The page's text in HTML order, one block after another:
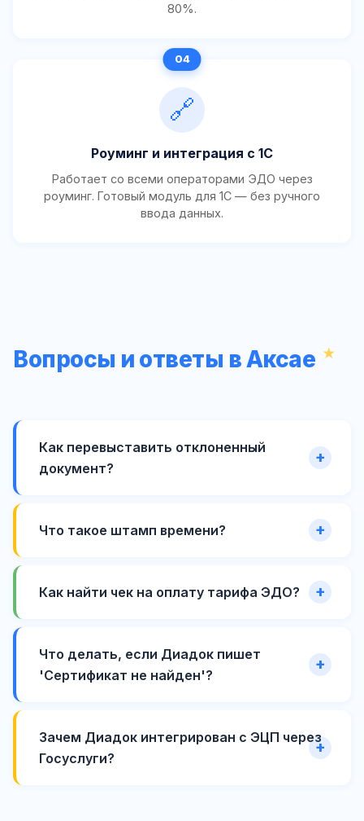
80%.
🔗
Роуминг и интеграция с 1С
Работает со всеми операторами ЭДО через
роуминг. Готовый модуль для 1С — без ручного
ввода данных.
Вопросы и ответы в Аксае
Как перевыставить отклоненный
документ?
Что такое штамп времени?
Как найти чек на оплату тарифа ЭДО?
Что делать, если Диадок пишет
'Сертификат не найден'?
Зачем Диадок интегрирован с ЭЦП через
Госуслуги?